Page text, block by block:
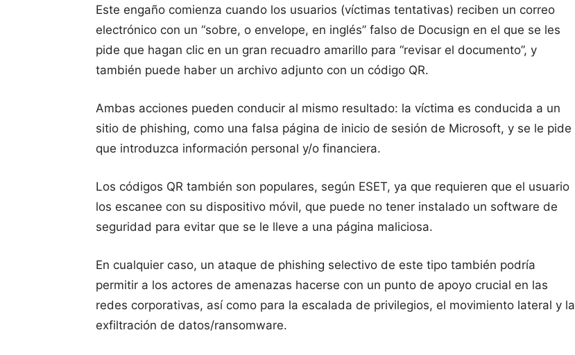
Este engaño comienza cuando los usuarios (víctimas tentativas) reciben un correo
electrónico con un “sobre, o envelope, en inglés” falso de Docusign en el que se les
pide que hagan clic en un gran recuadro amarillo para “revisar el documento”, y
también puede haber un archivo adjunto con un código QR.
Ambas acciones pueden conducir al mismo resultado: la víctima es conducida a un
sitio de phishing, como una falsa página de inicio de sesión de Microsoft, y se le pide
que introduzca información personal y/o financiera.
Los códigos QR también son populares, según ESET, ya que requieren que el usuario
los escanee con su dispositivo móvil, que puede no tener instalado un software de
seguridad para evitar que se le lleve a una página maliciosa.
En cualquier caso, un ataque de phishing selectivo de este tipo también podría
permitir a los actores de amenazas hacerse con un punto de apoyo crucial en las
redes corporativas, así como para la escalada de privilegios, el movimiento lateral y la
exfiltración de datos/ransomware.